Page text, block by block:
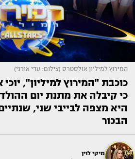
המירוץ למיליון אולסטרס (צילום: עדי אורני)
כוכבת "המירוץ למיליון",
כי קיבלה את מתנת יום
היא מצפה לבייבי שני,
הבכור
מיקי לוין